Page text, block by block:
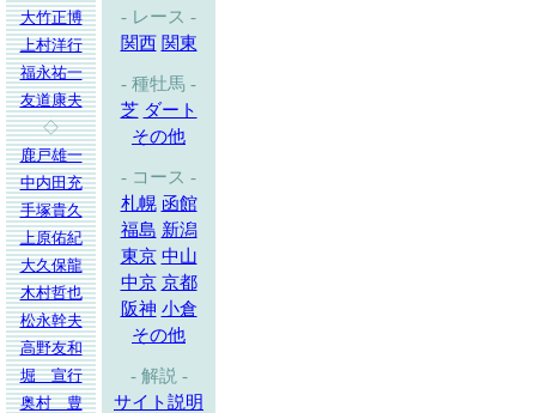
大竹正博
上村洋行
福永祐一
友道康夫
◇
鹿戸雄一
中内田充
手塚貴久
上原佑紀
大久保龍
木村哲也
松永幹夫
高野友和
堀 宣行
奥村 豊
- レース -
関西 関東
- 種牡馬 -
芝 ダート
その他
- コース -
札幌 函館
福島 新潟
東京 中山
中京 京都
阪神 小倉
その他
- 解説 -
サイト説明